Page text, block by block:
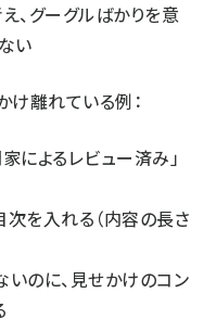
、グーグルばかりを意
い
け離れている例：
によるレビュー済み」
を入れる（内容の長さ
のに、見せかけのコン